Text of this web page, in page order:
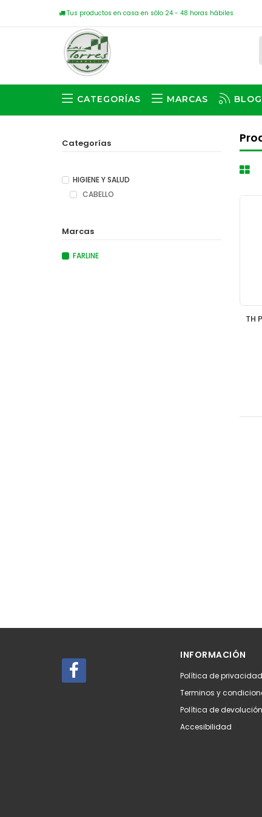
Tus productos en casa en sólo 24 - 48 horas hábiles
CATEGORÍAS MARCAS BLOG
Categorías
HIGIENE Y SALUD
CABELLO
Marcas
FARLINE
INFORMACIÓN
Política de privacidad
Terminos y
Política de devolución
Accesibilidad